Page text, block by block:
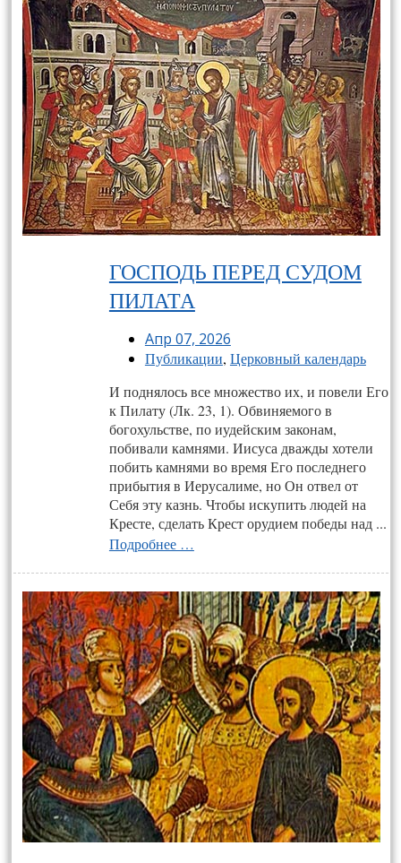
ГОСПОДЬ ПЕРЕД СУДОМ
ПИЛАТА
Апр 07, 2026
Публикации, Церковный календарь
И поднялось все множество их, и повели Его
к Пилату (Лк. 23, 1). Обвиняемого в
богохульстве, по иудейским законам,
побивали камнями. Иисуса дважды хотели
побить камнями во время Его последнего
прибытия в Иерусалиме, но Он отвел от
Себя эту казнь. Чтобы искупить людей на
Кресте, сделать Крест орудием победы над ...
Подробнее …